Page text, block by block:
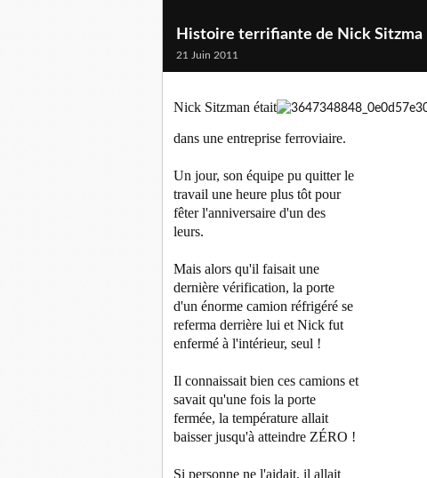
Histoire terrifiante de Nick Sitzma
21 Juin 2011
Nick Sitzman était
dans une entreprise ferroviaire.
Un jour, son équipe pu quitter le
travail une heure plus tôt pour
fêter l'anniversaire d'un des
leurs.
Mais alors qu'il faisait une
dernière vérification, la porte
d'un énorme camion réfrigéré se
referma derrière lui et Nick fut
enfermé à l'intérieur, seul !
Il connaissait bien ces camions et
savait qu'une fois la porte
fermée, la température allait
baisser jusqu'à atteindre ZÉRO !
Si personne ne l'aidait, il allait